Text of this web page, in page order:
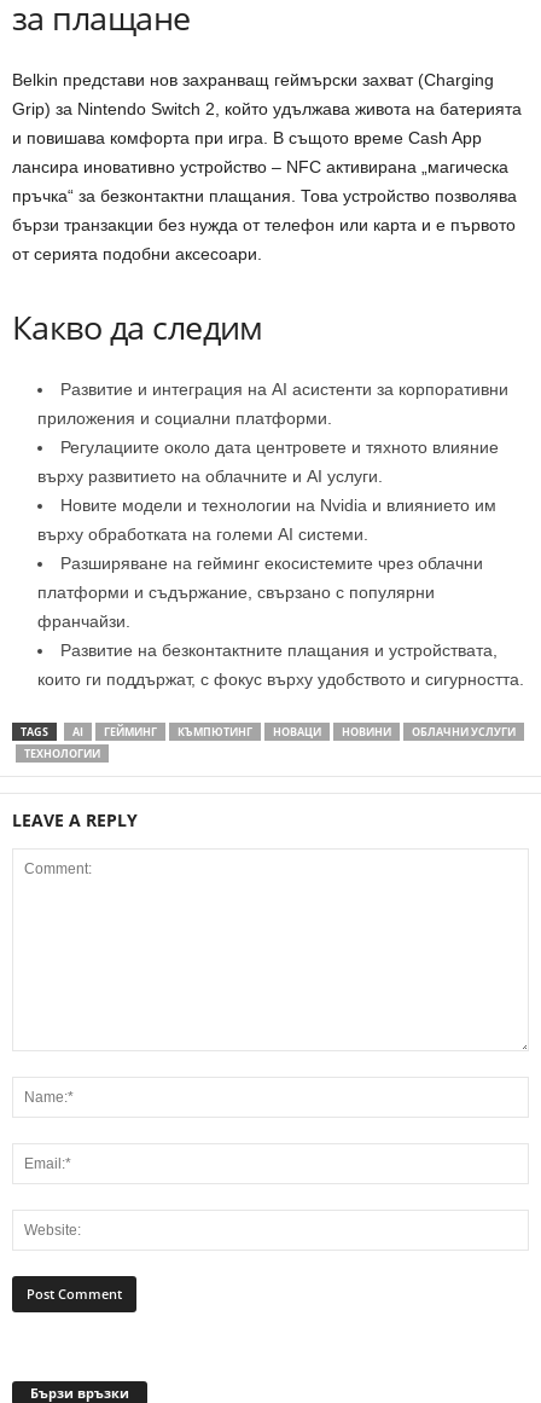
за плащане
Belkin представи нов захранващ геймърски захват (Charging
Grip) за Nintendo Switch 2, който удължава живота на батерията
и повишава комфорта при игра. В същото време Cash App
лансира иновативно устройство – NFC активирана „магическа
пръчка“ за безконтактни плащания. Това устройство позволява
бързи транзакции без нужда от телефон или карта и е първото
от серията подобни аксесоари.
Какво да следим
Развитие и интеграция на AI асистенти за корпоративни
приложения и социални платформи.
Регулациите около дата центровете и тяхното влияние
върху развитието на облачните и AI услуги.
Новите модели и технологии на Nvidia и влиянието им
върху обработката на големи AI системи.
Разширяване на гейминг екосистемите чрез облачни
платформи и съдържание, свързано с популярни
франчайзи.
Развитие на безконтактните плащания и устройствата,
които ги поддържат, с фокус върху удобството и сигурността.
TAGS AI ГЕЙМИНГ КЪМПЮТИНГ НОВАЦИ НОВИНИ
ОБЛАЧНИ УСЛУГИ
ТЕХНОЛОГИИ
LEAVE A REPLY
Бързи връзки